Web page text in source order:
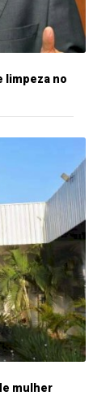
limpeza no
mulher